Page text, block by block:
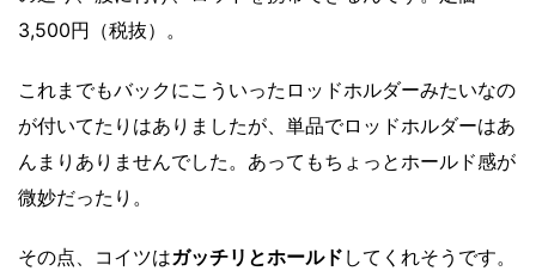
3,500円（税抜）。
これまでもバックにこういったロッドホルダーみたいなの
が付いてたりはありましたが、単品でロッドホルダーはあ
んまりありませんでした。あってもちょっとホールド感が
微妙だったり。
その点、コイツはガッチリとホールド してくれそうです。